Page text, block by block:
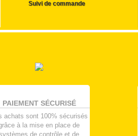
Suivi de commande
PAIEMENT SÉCURISÉ
achats sont 100% sécurisés
à la mise en place de
de contrôle et de